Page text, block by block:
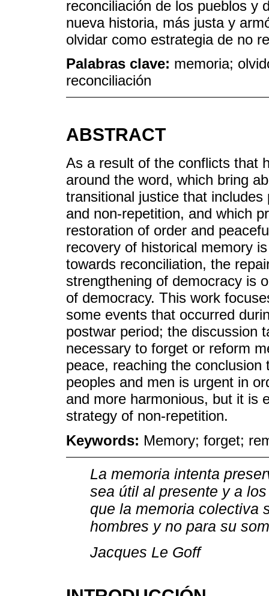
reconciliación de los pueblos y
nueva historia, más justa y
olvidar como estrategia de no
Palabras clave: memoria;
reconciliación
ABSTRACT
As a result of the conflicts that
around the word, which bring
transitional justice that
and non-repetition, and which
restoration of order and
recovery of historical memory
towards reconciliation, the
strengthening of democracy is
of democracy. This work
some events that occurred
postwar period; the discussion
necessary to forget or reform
peace, reaching the
peoples and men is urgent in
and more harmonious, but it is
strategy of non-repetition.
Keywords: Memory; forget;
La memoria intenta
sea útil al presente y a
que la memoria colectiva
hombres y no para su
Jacques Le Goff